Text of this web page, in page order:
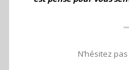
N’hésitez